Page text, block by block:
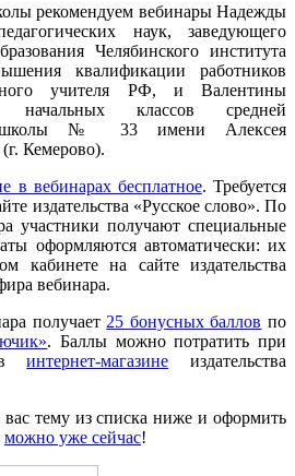
рекомендуем вебинары Надежды
наук, заведующего
Челябинского института
квалификации работников
учителя РФ, и Валентины
начальных классов средней
школы № 33 имени Алексея
Кемерово).
в вебинарах бесплатное. Требуется
издательства «Русское слово». По
участники получают специальные
оформляются автоматически: их
кабинете на сайте издательства
вебинара.
получает 25 бонусных баллов по
. Баллы можно потратить при
винтернет-магазине издательства
тему из списка ниже и оформить
можно уже сейчас!